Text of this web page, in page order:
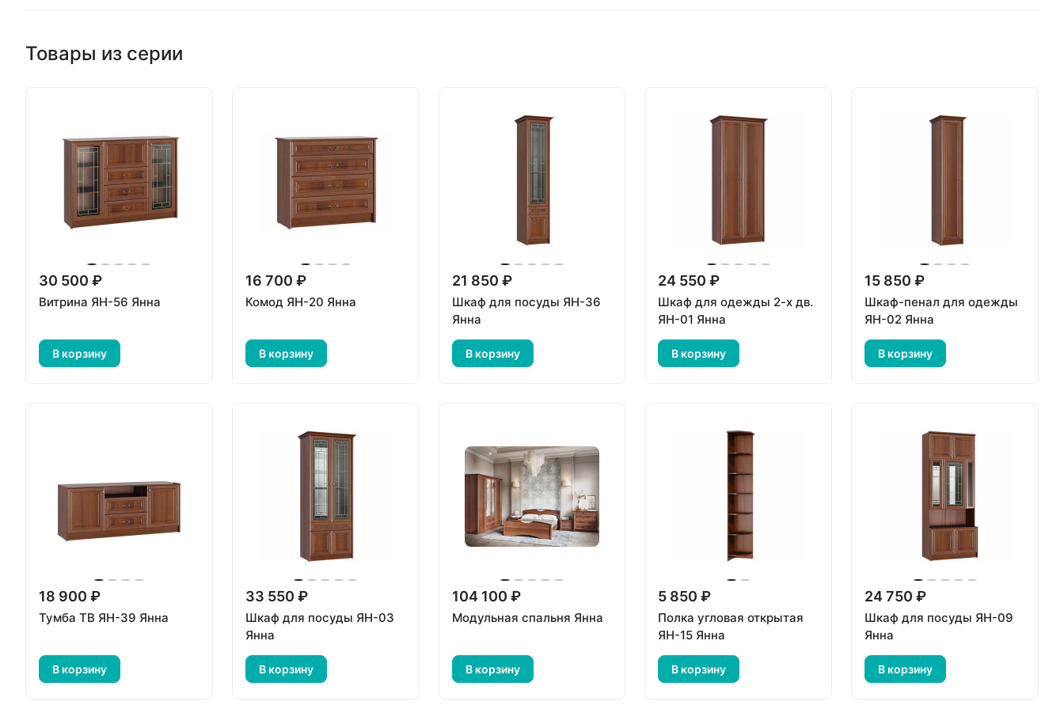
Товары из серии
30 500 ₽
Витрина ЯН-56 Янна
В корзину
16 700 ₽
Комод ЯН-20 Янна
В корзину
21 850 ₽
Шкаф для посуды ЯН-36
Янна
В корзину
24 550 ₽
Шкаф для одежды 2-х дв.
ЯН-01 Янна
В корзину
15 850 ₽
Шкаф-пенал для одежды
ЯН-02 Янна
В корзину
18 900 ₽
Тумба ТВ ЯН-39 Янна
В корзину
33 550 ₽
Шкаф для посуды ЯН-03
Янна
В корзину
104 100 ₽
Модульная спальня Янна
В корзину
5 850 ₽
Полка угловая открытая
ЯН-15 Янна
В корзину
24 750 ₽
Шкаф для посуды ЯН-09
Янна
В корзину